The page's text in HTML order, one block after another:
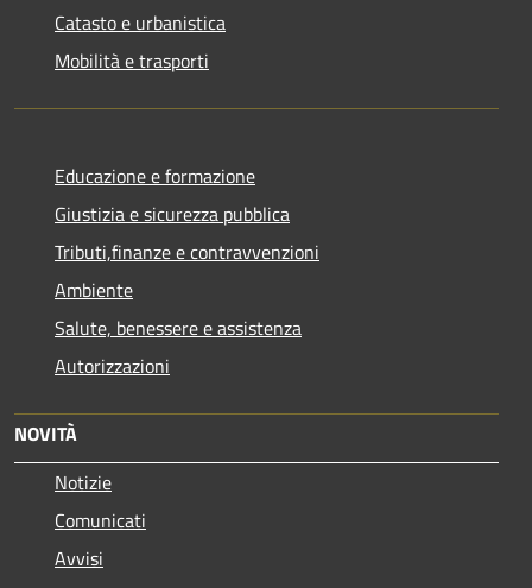
Catasto e urbanistica
Mobilità e trasporti
Educazione e formazione
Giustizia e sicurezza pubblica
Tributi,finanze e contravvenzioni
Ambiente
Salute, benessere e assistenza
Autorizzazioni
NOVITÀ
Notizie
Comunicati
Avvisi